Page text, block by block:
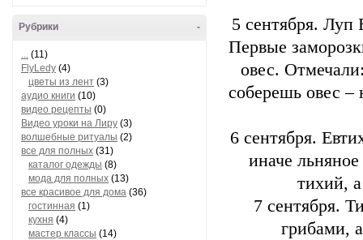
-
Рубрики
... (11)
FlyLedy (4)
цветы из лент (3)
аудио книги (10)
видео рецепты (0)
Видео уроки на Лиру (3)
волшебные ритуалы (2)
все для полных (31)
каталог одежды (8)
мода для полных (13)
все красивое для дома (36)
гостинная (1)
кухня (4)
мастер классы (14)
5 сентября. Луп
Первые
овес.
соберешь овес –
6 сентября.
иначе
тихий,
7 сентября.
грибами,